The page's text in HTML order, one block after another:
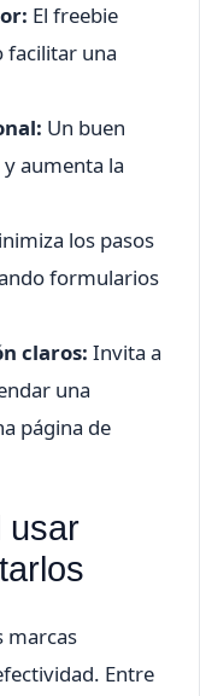
El freebie
facilitar una
Un buen
aumenta la
los pasos
formularios
claros: Invita a
una
página de
usar
marcas
Entre